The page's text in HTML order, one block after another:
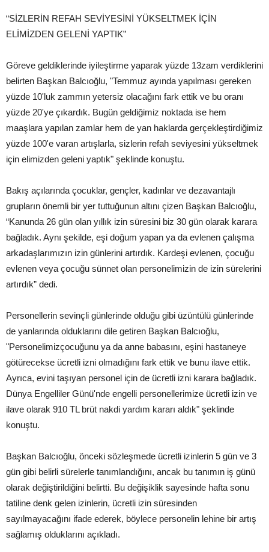
“SİZLERİN REFAH SEVİYESİNİ YÜKSELTMEK İÇİN
ELİMİZDEN GELENİ YAPTIK”
Göreve geldiklerinde iyileştirme yaparak yüzde 13zam verdiklerini
belirten Başkan Balcıoğlu, "Temmuz ayında yapılması gereken
yüzde 10'luk zammın yetersiz olacağını fark ettik ve bu oranı
yüzde 20'ye çıkardık. Bugün geldiğimiz noktada ise hem
maaşlara yapılan zamlar hem de yan haklarda gerçekleştirdiğimiz
yüzde 100'e varan artışlarla, sizlerin refah seviyesini yükseltmek
için elimizden geleni yaptık" şeklinde konuştu.
Bakış açılarında çocuklar, gençler, kadınlar ve dezavantajlı
grupların önemli bir yer tuttuğunun altını çizen Başkan Balcıoğlu,
“Kanunda 26 gün olan yıllık izin süresini biz 30 gün olarak karara
bağladık. Aynı şekilde, eşi doğum yapan ya da evlenen çalışma
arkadaşlarımızın izin günlerini artırdık. Kardeşi evlenen, çocuğu
evlenen veya çocuğu sünnet olan personelimizin de izin sürelerini
artırdık” dedi.
Personellerin sevinçli günlerinde olduğu gibi üzüntülü günlerinde
de yanlarında olduklarını dile getiren Başkan Balcıoğlu,
"Personelimizçocuğunu ya da anne babasını, eşini hastaneye
götürecekse ücretli izni olmadığını fark ettik ve bunu ilave ettik.
Ayrıca, evini taşıyan personel için de ücretli izni karara bağladık.
Dünya Engelliler Günü'nde engelli personellerimize ücretli izin ve
ilave olarak 910 TL brüt nakdi yardım kararı aldık" şeklinde
konuştu.
Başkan Balcıoğlu, önceki sözleşmede ücretli izinlerin 5 gün ve 3
gün gibi belirli sürelerle tanımlandığını, ancak bu tanımın iş günü
olarak değiştirildiğini belirtti. Bu değişiklik sayesinde hafta sonu
tatiline denk gelen izinlerin, ücretli izin süresinden
sayılmayacağını ifade ederek, böylece personelin lehine bir artış
sağlamış olduklarını açıkladı.